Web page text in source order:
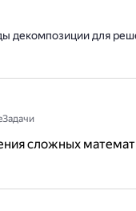
декомпозиции для
сложных